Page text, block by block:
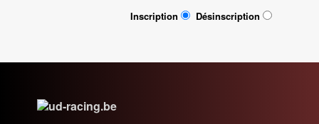
Inscription Désinscription